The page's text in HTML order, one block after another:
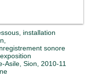
installation
sonore
Asile, Sion, 2010-11